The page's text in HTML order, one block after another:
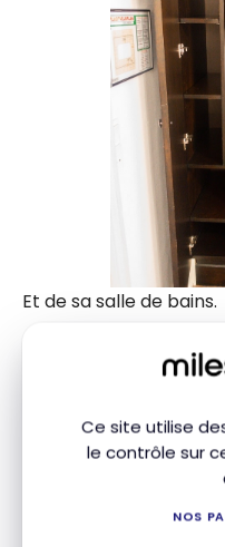
Ce site utilise
le contrôle sur
NOS
Et de sa salle de bains.
Abonnez-vous
Milesopedia pour
stratégies de
crédit, livrées